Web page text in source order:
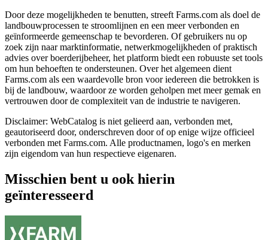
Door deze mogelijkheden te benutten, streeft Farms.com als doel de
landbouwprocessen te stroomlijnen en een meer verbonden en
geïnformeerde gemeenschap te bevorderen. Of gebruikers nu op
zoek zijn naar marktinformatie, netwerkmogelijkheden of praktisch
advies over boerderijbeheer, het platform biedt een robuuste set tools
om hun behoeften te ondersteunen. Over het algemeen dient
Farms.com als een waardevolle bron voor iedereen die betrokken is
bij de landbouw, waardoor ze worden geholpen met meer gemak en
vertrouwen door de complexiteit van de industrie te navigeren.
Disclaimer: WebCatalog is niet gelieerd aan, verbonden met,
geautoriseerd door, onderschreven door of op enige wijze officieel
verbonden met Farms.com. Alle productnamen, logo's en merken
zijn eigendom van hun respectieve eigenaren.
Misschien bent u ook hierin
geïnteresseerd